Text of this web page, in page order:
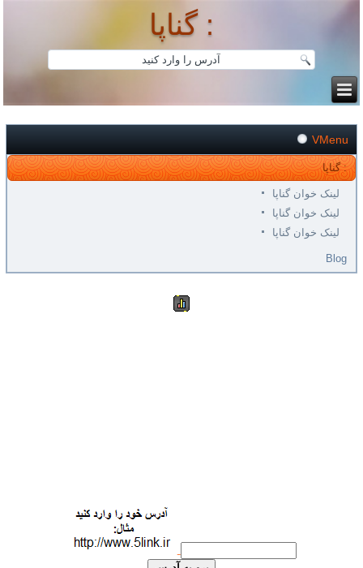
گناپا :
VMenu
گناپا :
لینک خوان گناپا
لینک خوان گناپا
لینک خوان گناپا
Blog